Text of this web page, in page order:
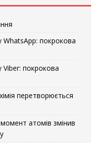
WhatsApp: покрокова
Viber: покрокова
перетворюється
атомів змінив